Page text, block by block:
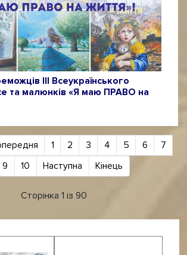
ІІІ Всеукраїнського
та малюнків «Я маю ПРАВО на
1 2 3 4 5 6
7
9 10 Наступна Кінець
Сторінка 1 із 90